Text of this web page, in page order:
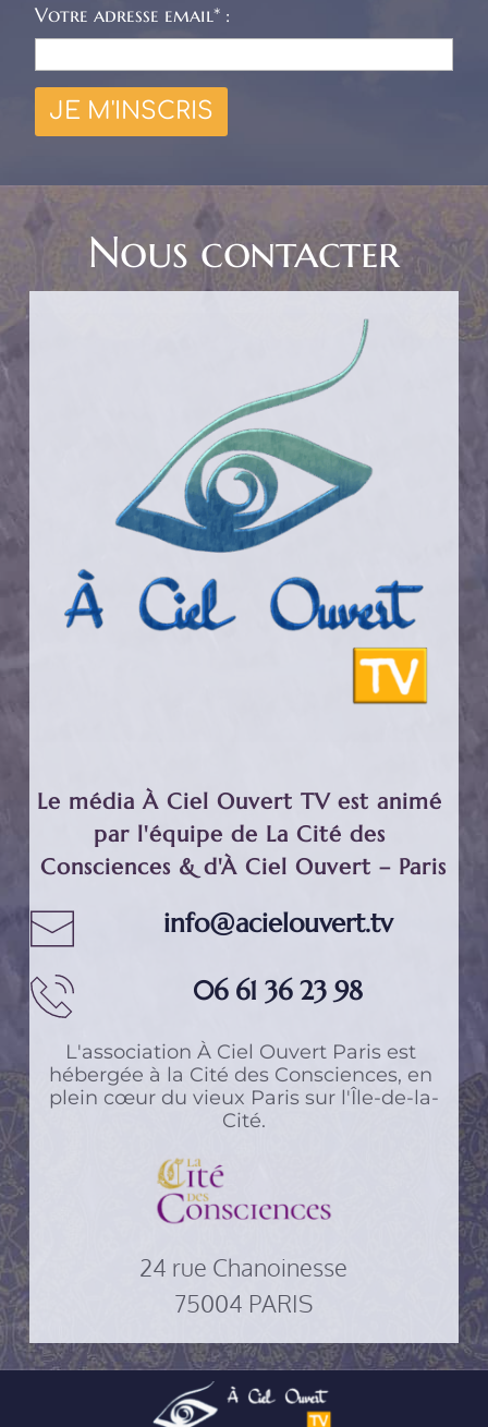
Votre adresse email* :
Nous contacter
Le média À Ciel Ouvert TV est animé
par l'équipe de La Cité des
Consciences & d'À Ciel Ouvert – Paris
info@acielouvert.tv
06 61 36 23 98
L'association À Ciel Ouvert Paris est
hébergée à la Cité des Consciences, en
plein cœur du vieux Paris sur l'Île-de-la-
Cité.
24 rue Chanoinesse
75004 PARIS